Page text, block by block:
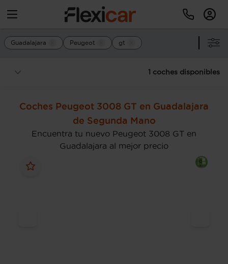
Guadalajara Peugeot gt
1 coches disponibles
Coches Peugeot 3008 GT en Guadalajara
de Segunda Mano
Encuentra tu nuevo Peugeot 3008 GT en
Guadalajara al mejor precio